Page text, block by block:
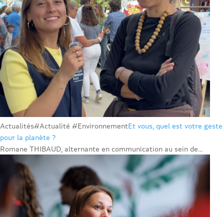
Actualités#Actualité #EnvironnementEt vous, quel est votre geste
pour la planète ?
Romane THIBAUD, alternante en communication au sein de...